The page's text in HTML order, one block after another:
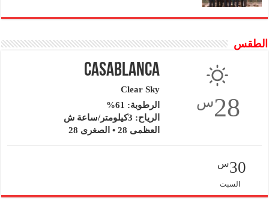
الطقس
28س
Casablanca
Clear Sky
الرطوبة: 61%
الرياح: 3كيلومتر/ساعة ش
العظمى 28 • الصغرى 28
30س
السبت